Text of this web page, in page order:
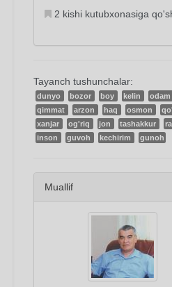
2 kishi kutubxonasiga
Tayanch tushunchalar:
dunyo bozor boy kelin odam
qimmat
arzon haq osmon
xanjar
og'riq jon tashakkur
inson
guvoh kechirim gunoh
Muallif